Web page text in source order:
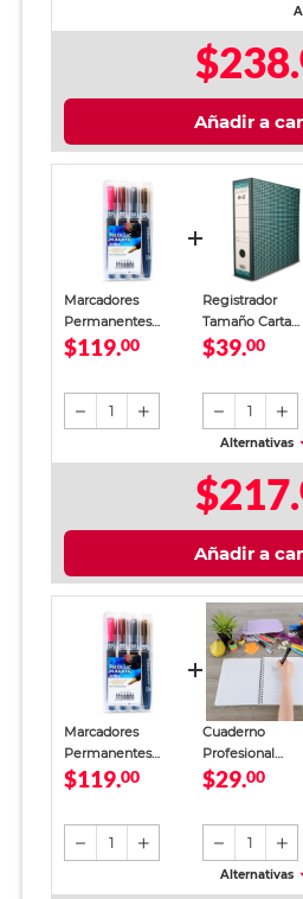
$238.
Añadir a
Marcadores
Permanentes
Artline Metálico 4
$119.00
1
Registrador
Tamaño Carta
Office Depot
$39.00
1
Alternativas
$217.
Añadir a
Marcadores
Permanentes
Artline Metálico 4
$119.00
1
Cuaderno
Profesional
SkyBook Go
$29.00
1
Alternativas